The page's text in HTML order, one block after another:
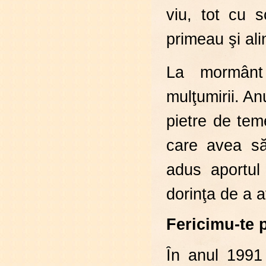
viu, tot cu
primeau şi
La
mulţumirii.
pietre de
care avea
adus
dorinţa de a
Fericimu-te
În anul